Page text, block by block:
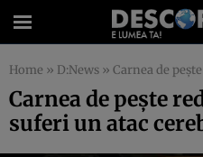
Home » D:News » Carnea de peşte
Carnea de peşte
suferi un atac